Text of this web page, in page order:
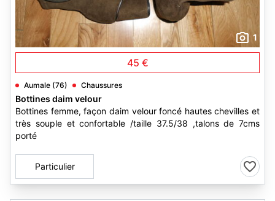
1
45 €
Aumale (76) Chaussures
Bottines daim velour
Bottines femme, façon daim velour foncé hautes chevilles et
très souple et confortable /taille 37.5/38 ,talons de 7cms
porté
Particulier